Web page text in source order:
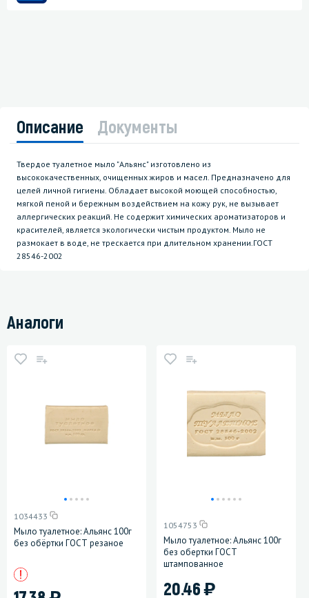
Описание Документы
Твердое туалетное мыло "Альянс" изготовлено из
высококачественных, очищенных жиров и масел. Предназначено для
целей личной гигиены. Обладает высокой моющей способностью,
мягкой пеной и бережным воздействием на кожу рук, не вызывает
аллергических реакций. Не содержит химических ароматизаторов и
красителей, является экологически чистым продуктом. Мыло не
размокает в воде, не трескается при длительном хранении.ГОСТ
28546-2002
Аналоги
1034433
Мыло туалетное: Альянс 100г
без обёртки ГОСТ резаное
1054753
Мыло туалетное: Альянс 100г
без обертки ГОСТ
штампованное
20.46)